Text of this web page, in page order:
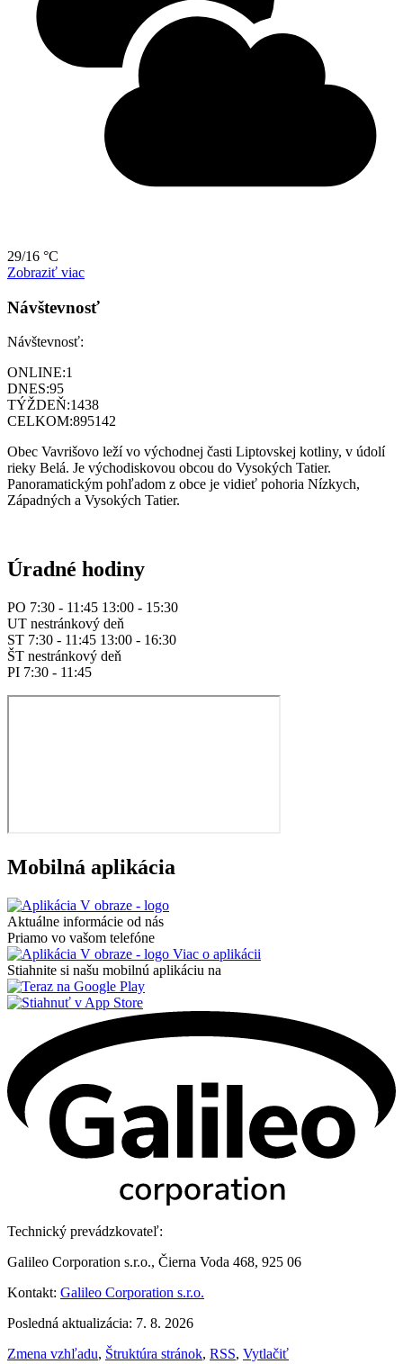
29/16 °C
Zobraziť viac
Návštevnosť
Návštevnosť:
ONLINE:1
DNES:95
TÝŽDEŇ:1438
CELKOM:895142
Obec Vavrišovo leží vo východnej časti Liptovskej kotliny, v údolí
rieky Belá. Je východiskovou obcou do Vysokých Tatier.
Panoramatickým pohľadom z obce je vidieť pohoria Nízkych,
Západných a Vysokých Tatier.
Úradné hodiny
PO 7:30 - 11:45 13:00 - 15:30
UT nestránkový deň
ST 7:30 - 11:45 13:00 - 16:30
ŠT nestránkový deň
PI 7:30 - 11:45
Mobilná aplikácia
Aktuálne informácie od nás
Priamo vo vašom telefóne
Viac o aplikácii
Stiahnite si našu mobilnú aplikáciu na
Technický prevádzkovateľ:
Galileo Corporation s.r.o., Čierna Voda 468, 925 06
Kontakt: Galileo Corporation s.r.o.
Posledná aktualizácia: 7. 8. 2026
Zmena vzhľadu, Štruktúra stránok, RSS, Vytlačiť